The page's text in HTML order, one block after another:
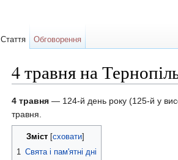
4 травня на
4 травня — 124-й день року (125-й у
травня.
Зміст сховати
1 Свята і пам'ятні дні
Стаття Обговорення